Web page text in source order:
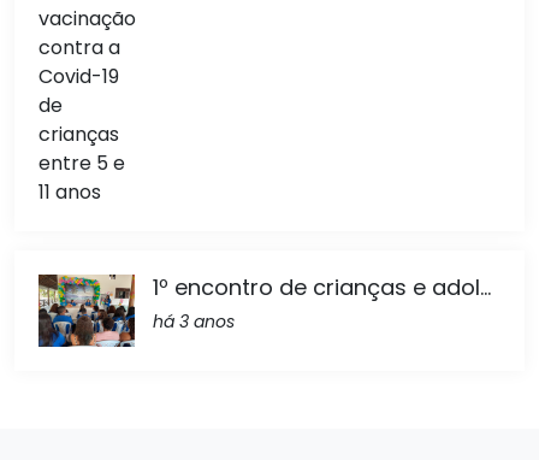
1º encontro de crianças e adol...
há 3 anos